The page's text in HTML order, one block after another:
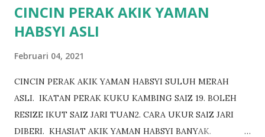
CINCIN PERAK AKIK YAMAN
HABSYI ASLI
Februari 04, 2021
CINCIN PERAK AKIK YAMAN HABSYI SULUH MERAH
ASLI. IKATAN PERAK KUKU KAMBING SAIZ 19. BOLEH
RESIZE IKUT SAIZ JARI TUAN2. CARA UKUR SAIZ JARI
DIBERI. KHASIAT AKIK YAMAN HABSYI BANYAK.